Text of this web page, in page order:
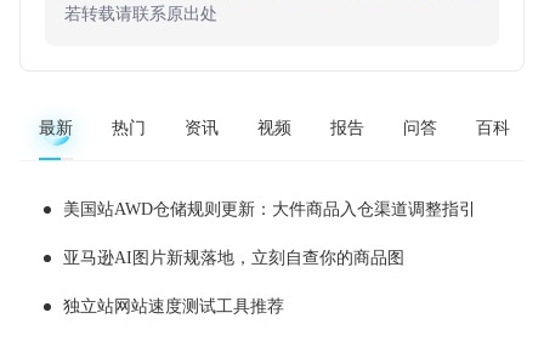
若转载请联系原出处
最新 热门 资讯 视频 报告 问答 百科
美国站AWD仓储规则更新：大件商品入仓渠道调整指引
亚马逊AI图片新规落地，立刻自查你的商品图
独立站网站速度测试工具推荐